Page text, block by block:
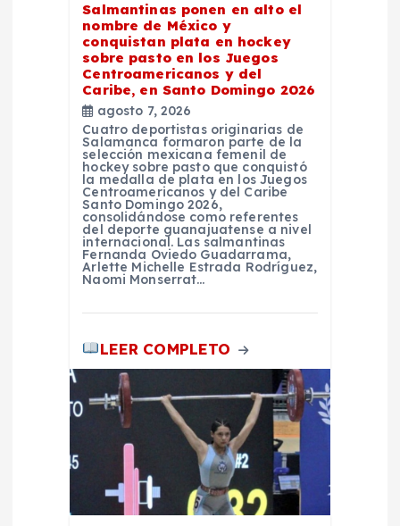
Salmantinas ponen en alto el
nombre de México y
conquistan plata en hockey
sobre pasto en los Juegos
Centroamericanos y del
Caribe, en Santo Domingo 2026
agosto 7, 2026
Cuatro deportistas originarias de
Salamanca formaron parte de la
selección mexicana femenil de
hockey sobre pasto que conquistó
la medalla de plata en los Juegos
Centroamericanos y del Caribe
Santo Domingo 2026,
consolidándose como referentes
del deporte guanajuatense a nivel
internacional. Las salmantinas
Fernanda Oviedo Guadarrama,
Arlette Michelle Estrada Rodríguez,
Naomi Monserrat…
LEER COMPLETO